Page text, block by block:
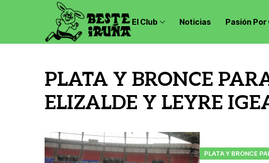
El Club Noticias Pasión
PLATA Y BRONCE
ELIZALDE Y LEYRE
PLATA Y BRONCE